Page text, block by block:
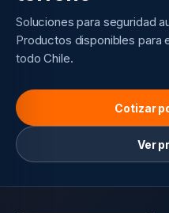
Soluciones para seguridad
Productos disponibles para
todo Chile.
Cotizar
Ver